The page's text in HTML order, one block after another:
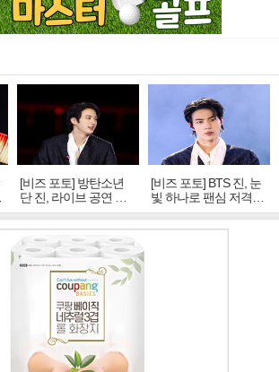
[비즈 포토] 방탄소년
단 진, 라이브 공연 중
빛나는 독보적 아우라
[비즈 포토] BTS 진, 눈
빛 하나로 팬심 저격…
독보적 카리스마